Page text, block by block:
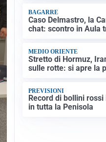
BAGARRE
Caso Delmastro, la
chat: scontro in Aula
MEDIO ORIENTE
Stretto di Hormuz,
sulle rotte: si apre la
PREVISIONI
Record di bollini
in tutta la Penisola